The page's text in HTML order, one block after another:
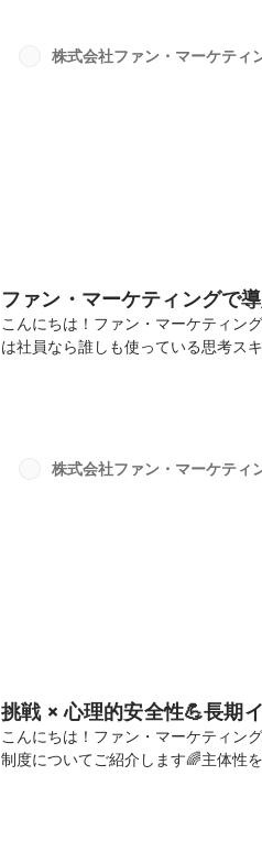
こそがファン・マーケティングの強
株式会社ファン・マーケティ
ファン・マーケティングで
こんにちは！ファン・マーケティン
は社員なら誰しも使っている思考ス
的な４つの思考スキルについてご紹
目指しています🍀年齢や職種も様々
株式会社ファン・マーケティ
挑戦 × 心理的安全性💪長期
こんにちは！ファン・マーケティン
制度についてご紹介します🌈主体性
ンターン生は全員大学生で、大学生